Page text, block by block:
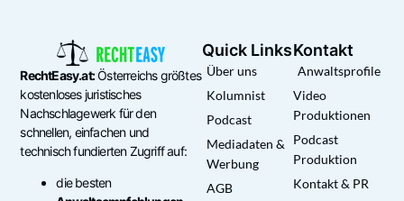
RechtEasy.at:Österreichs größtes
kostenloses juristisches
Nachschlagewerk für den
schnellen, einfachen und
technisch fundierten Zugriff auf:
die besten
Quick Links
Über uns
Kolumnist
Podcast
Mediadaten &
Werbung
AGB
Kontakt
Anwaltsprofile
Video
Produktionen
Podcast
Produktion
Kontakt & PR